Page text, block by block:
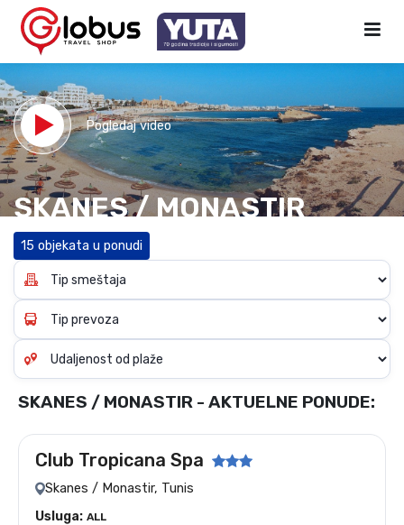
SKANES / MONASTIR
15 objekata u ponudi
Pogledaj video
SKANES / MONASTIR - AKTUELNE PONUDE:
Club Tropicana Spa
Skanes / Monastir, Tunis
Usluga: ALL